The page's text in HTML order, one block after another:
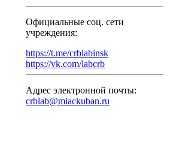
Официальные соц. сети
учреждения:
https://t.me/crblabinsk
https://vk.com/labcrb
Адрес электронной почты:
crblab@miackuban.ru